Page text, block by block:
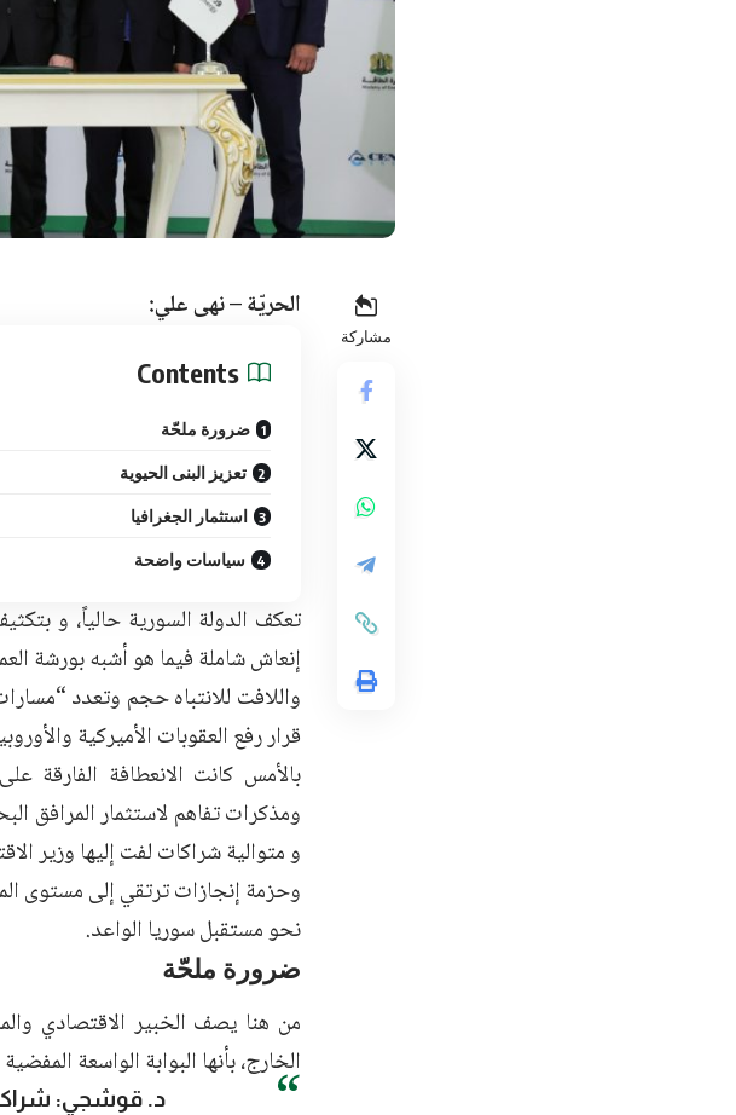
مشاركة
الحريّة – نهى علي:
Contents
ضرورة ملحّة
تعزيز البنى الحيوية
استثمار الجغرافيا
سياسات واضحة
تعكف الدولة السورية حالياً، و
إنعاش شاملة فيما هو أشبه بورشة
واللافت للانتباه حجم وتعدد
قرار رفع العقوبات الأميركية
بالأمس كانت الانعطافة الفارقة
ومذكرات تفاهم لاستثمار المرافق
و متوالية شراكات لفت إليها وزير
وحزمة إنجازات ترتقي إلى مستوى
نحو مستقبل سوريا الواعد.
ضرورة ملحّة
من هنا يصف الخبير الاقتصادي
الخارج، بأنها البوابة الواسعة
د. قوشجي: